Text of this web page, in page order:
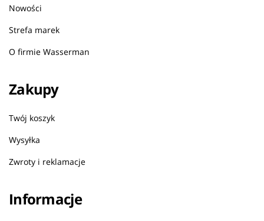
Nowości
Strefa marek
O firmie Wasserman
Zakupy
Twój koszyk
Wysyłka
Zwroty i reklamacje
Informacje